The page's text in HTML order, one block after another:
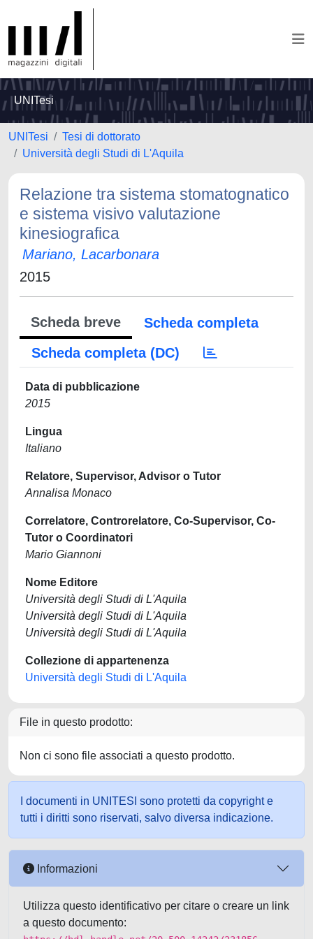
UNITesi
UNITesi
Tesi di dottorato
Università degli Studi di L'Aquila
Relazione tra sistema stomatognatico
e sistema visivo valutazione
kinesiografica
Mariano, Lacarbonara
2015
Scheda breve
Scheda completa
Scheda completa (DC)
Data di pubblicazione
2015
Lingua
Italiano
Relatore, Supervisor, Advisor o Tutor
Annalisa Monaco
Correlatore, Controrelatore, Co-Supervisor, Co-
Tutor o Coordinatori
Mario Giannoni
Nome Editore
Università degli Studi di L'Aquila
Università degli Studi di L'Aquila
Università degli Studi di L'Aquila
Collezione di appartenenza
Università degli Studi di L'Aquila
File in questo prodotto:
Non ci sono file associati a questo prodotto.
I documenti in UNITESI sono protetti da copyright e
tutti i diritti sono riservati, salvo diversa indicazione.
Informazioni
Utilizza questo identificativo per citare o creare un link
a questo documento: